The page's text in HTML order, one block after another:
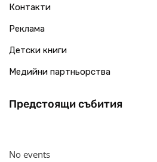
Контакти
Реклама
Детски книги
Медийни партньорства
Предстоящи събития
No events